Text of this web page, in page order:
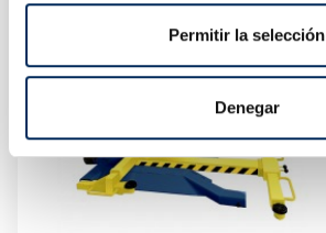
Permitir la selección
Denegar